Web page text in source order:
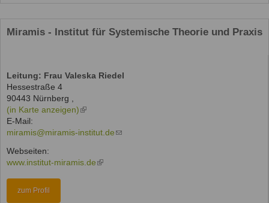
Miramis - Institut für Systemische Theorie und Praxis
Leitung: Frau Valeska Riedel
Hessestraße 4
90443 Nürnberg ,
(in Karte anzeigen)(link
external)
E-Mail:
miramis@miramis-institut.de(link
Webseiten:
www.institut-miramis.de(link
zum Profil